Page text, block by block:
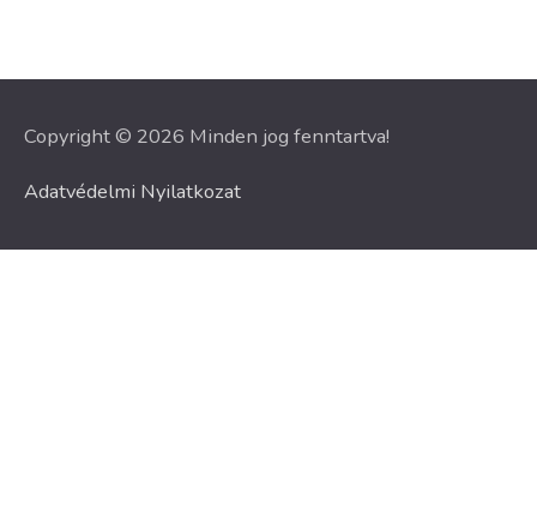
Copyright © 2026 Minden jog fenntartva!
Adatvédelmi Nyilatkozat